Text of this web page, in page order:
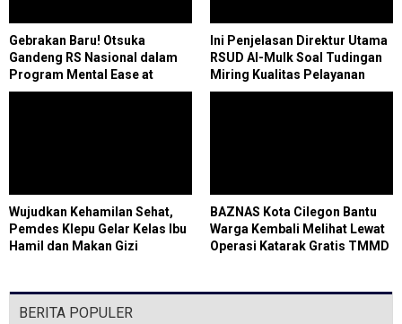
Gebrakan Baru! Otsuka
Gandeng RS Nasional dalam
Program Mental Ease at
Workplaces
Ini Penjelasan Direktur Utama
RSUD Al-Mulk Soal Tudingan
Miring Kualitas Pelayanan
Rumah Sakit
Wujudkan Kehamilan Sehat,
Pemdes Klepu Gelar Kelas Ibu
Hamil dan Makan Gizi
BAZNAS Kota Cilegon Bantu
Warga Kembali Melihat Lewat
Operasi Katarak Gratis TMMD
BERITA POPULER